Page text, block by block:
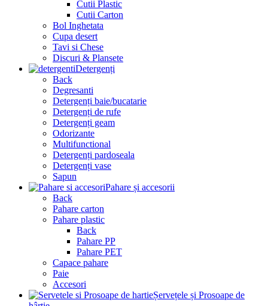
Cutii Plastic
Cutii Carton
Bol Inghetata
Cupa desert
Tavi si Chese
Discuri & Plansete
Detergenți
Back
Degresanti
Detergenți baie/bucatarie
Detergenți de rufe
Detergenți geam
Odorizante
Multifunctional
Detergenți pardoseala
Detergenți vase
Sapun
Pahare și accesorii
Back
Pahare carton
Pahare plastic
Back
Pahare PP
Pahare PET
Capace pahare
Paie
Accesori
Șervețele și Prosoape de